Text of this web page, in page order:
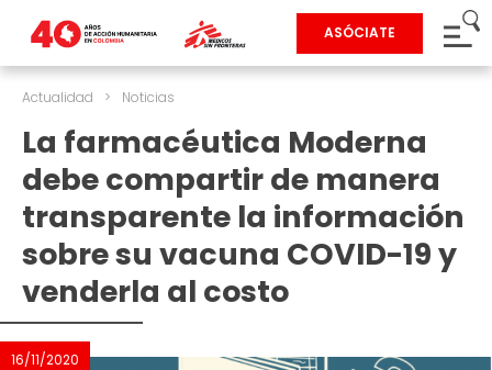
ASÓCIATE
Actualidad > Noticias
La farmacéutica Moderna
debe compartir de manera
transparente la información
sobre su vacuna COVID-19 y
venderla al costo
16/11/2020